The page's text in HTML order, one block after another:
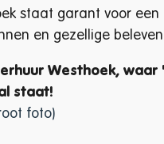
staat garant voor een
en gezellige
Westhoek, waar
staat!